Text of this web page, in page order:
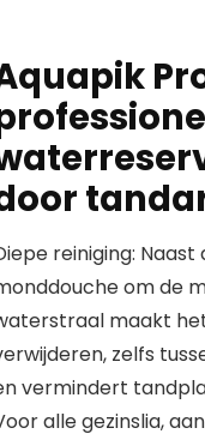
reiniging:
om de
maakt
zelfs
vermindert
alle gezinslia,